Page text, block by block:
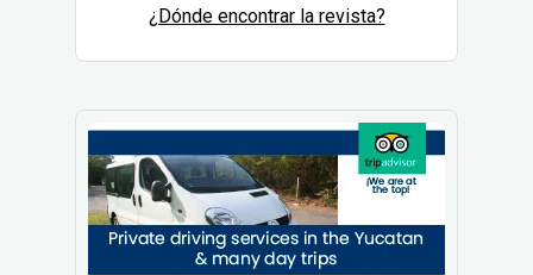
¿Dónde encontrar la revista?